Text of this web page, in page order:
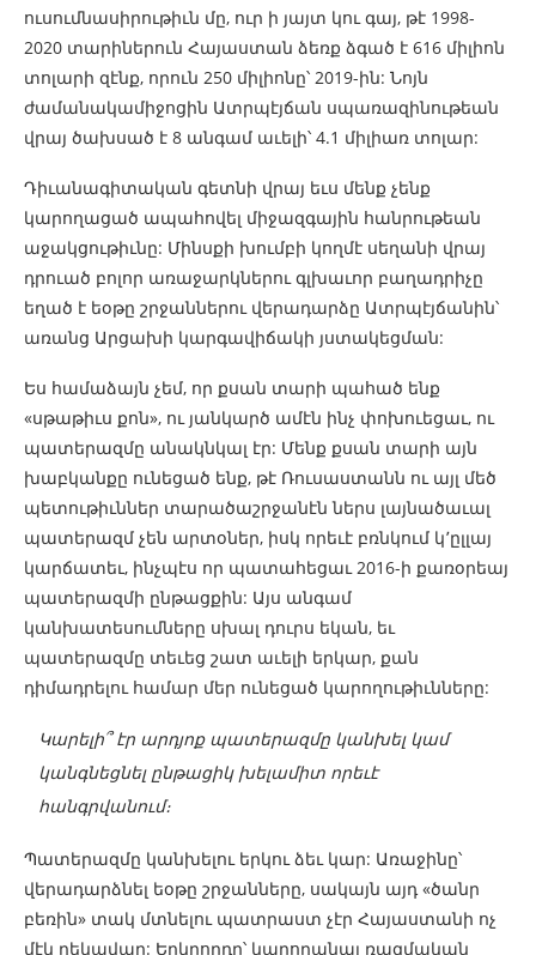
ուսումնասիրութիւն մը, ուր ի յայտ կու գայ, թէ 1998-
2020 տարիներուն Հայաստան ձեռք ձգած է 616 միլիոն
տոլարի զէնք, որուն 250 միլիոնը՝ 2019-ին: Նոյն
ժամանակամիջոցին Ատրպէյճան սպառազինութեան
վրայ ծախսած է 8 անգամ աւելի՝ 4.1 միլիառ տոլար:
Դիւանագիտական գետնի վրայ եւս մենք չենք
կարողացած ապահովել միջազգային հանրութեան
աջակցութիւնը: Մինսքի խումբի կողմէ սեղանի վրայ
դրուած բոլոր առաջարկներու գլխաւոր բաղադրիչը
եղած է եօթը շրջաններու վերադարձը Ատրպէյճանին՝
առանց Արցախի կարգավիճակի յստակեցման:
Ես համաձայն չեմ, որ քսան տարի պահած ենք
«սթաթիւս քոն», ու յանկարծ ամէն ինչ փոխուեցաւ, ու
պատերազմը անակնկալ էր: Մենք քսան տարի այն
խաբկանքը ունեցած ենք, թէ Ռուսաստանն ու այլ մեծ
պետութիւններ տարածաշրջանէն ներս լայնածաւալ
պատերազմ չեն արտօներ, իսկ որեւէ բռնկում կ՚ըլլայ
կարճատեւ, ինչպէս որ պատահեցաւ 2016-ի քառօրեայ
պատերազմի ընթացքին: Այս անգամ
կանխատեսումները սխալ դուրս եկան, եւ
պատերազմը տեւեց շատ աւելի երկար, քան
դիմադրելու համար մեր ունեցած կարողութիւնները:
Կարելի՞ էր արդյոք պատերազմը կանխել կամ
կանգնեցնել ընթացիկ խելամիտ որեւէ
հանգրվանում։
Պատերազմը կանխելու երկու ձեւ կար: Առաջինը՝
վերադարձնել եօթը շրջանները, սակայն այդ «ծանր
բեռին» տակ մտնելու պատրաստ չէր Հայաստանի ոչ
մէկ ղեկավար: Երկրորդը՝ կարողանալ ռազմական